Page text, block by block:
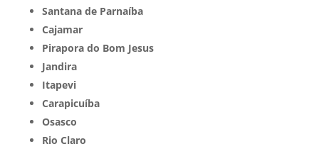
Santana de Parnaíba
Cajamar
Pirapora do Bom Jesus
Jandira
Itapevi
Carapicuíba
Osasco
Rio Claro